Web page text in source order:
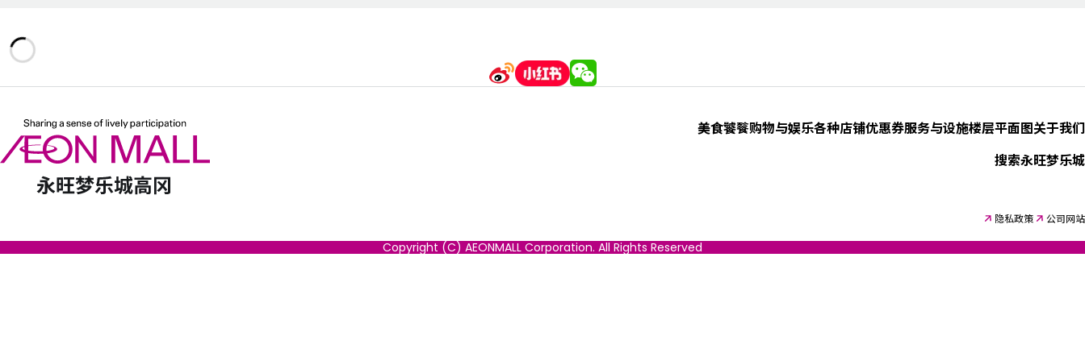
美食饕餮购物与娱乐各种店铺优惠券服务与设施楼层平面图关于我们
搜索永旺梦乐城
隐私政策 公司网站
Copyright (C) AEONMALL Corporation. All Rights Reserved